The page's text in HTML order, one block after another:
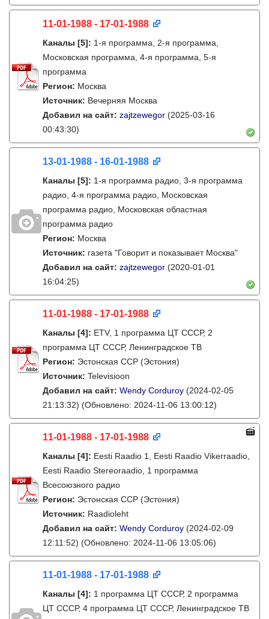
11-01-1988 - 17-01-1988
Каналы [5]: 1-я программа, 2-я программа,
Московская программа, 4-я программа, 5-я
программа
Регион: Москва
Источник: Вечерняя Москва
Добавил на сайт: zajtzewegor (2025-03-16
00:43:30)
13-01-1988 - 16-01-1988
Каналы [5]: 1-я программа радио, 3-я программа
радио, 4-я программа радио, Московская
программа радио, Московская областная
программа радио
Регион: Москва
Источник: газета "Говорит и показывает Москва"
Добавил на сайт: zajtzewegor (2020-01-01
16:04:25)
11-01-1988 - 17-01-1988
Каналы [4]: ETV, 1 программа ЦТ СССР, 2
программа ЦТ СССР, Ленинградское ТВ
Регион: Эстонская ССР (Эстония)
Источник: Televisioon
Добавил на сайт: Wendy Corduroy (2024-02-05
21:13:32) (Обновлено: 2024-11-06 13:00:12)
11-01-1988 - 17-01-1988
Каналы [4]: Eesti Raadio 1, Eesti Raadio Vikerraadio,
Eesti Raadio Stereoraadio, 1 программа
Всесоюзного радио
Регион: Эстонская ССР (Эстония)
Источник: Raadioleht
Добавил на сайт: Wendy Corduroy (2024-02-09
12:11:52) (Обновлено: 2024-11-06 13:05:06)
11-01-1988 - 17-01-1988
Каналы [4]: 1 программа ЦТ СССР, 2 программа
ЦТ СССР, 4 программа ЦТ СССР, Ленинградское ТВ